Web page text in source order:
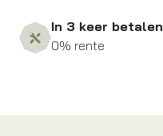
In 3 keer betalen
0% rente